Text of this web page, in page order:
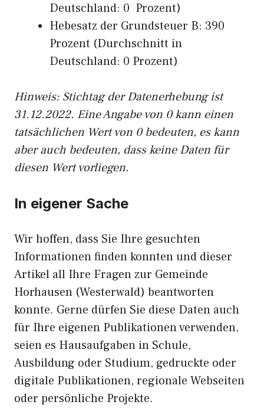
Deutschland: 0 Prozent)
Hebesatz der Grundsteuer B: 390
Prozent (Durchschnitt in
Deutschland: 0 Prozent)
Hinweis: Stichtag der Datenerhebung ist
31.12.2022. Eine Angabe von 0 kann einen
tatsächlichen Wert von 0 bedeuten, es kann
aber auch bedeuten, dass keine Daten für
diesen Wert vorliegen.
In eigener Sache
Wir hoffen, dass Sie Ihre gesuchten
Informationen finden konnten und dieser
Artikel all Ihre Fragen zur Gemeinde
Horhausen (Westerwald) beantworten
konnte. Gerne dürfen Sie diese Daten auch
für Ihre eigenen Publikationen verwenden,
seien es Hausaufgaben in Schule,
Ausbildung oder Studium, gedruckte oder
digitale Publikationen, regionale Webseiten
oder persönliche Projekte.